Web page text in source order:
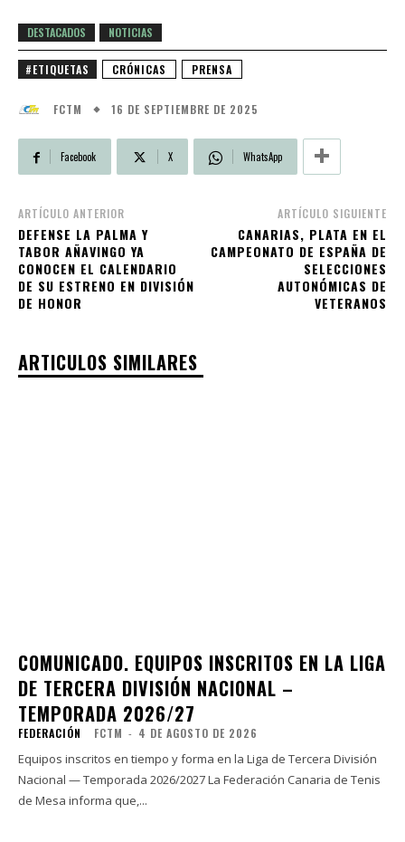
DESTACADOS NOTICIAS
#ETIQUETAS CRÓNICAS PRENSA
FCTM 16 DE SEPTIEMBRE DE 2025
Facebook X WhatsApp
ARTÍCULO ANTERIOR
DEFENSE LA PALMA Y
TABOR AÑAVINGO YA
CONOCEN EL CALENDARIO
DE SU ESTRENO EN DIVISIÓN
DE HONOR
ARTÍCULO SIGUIENTE
CANARIAS, PLATA EN EL
CAMPEONATO DE ESPAÑA DE
SELECCIONES
AUTONÓMICAS DE
VETERANOS
ARTICULOS SIMILARES
COMUNICADO. EQUIPOS INSCRITOS EN LA LIGA
DE TERCERA DIVISIÓN NACIONAL –
TEMPORADA 2026/27
FEDERACIÓN FCTM - 4 DE AGOSTO DE 2026
Equipos inscritos en tiempo y forma en la Liga de Tercera División
Nacional — Temporada 2026/2027 La Federación Canaria de Tenis
de Mesa informa que,...